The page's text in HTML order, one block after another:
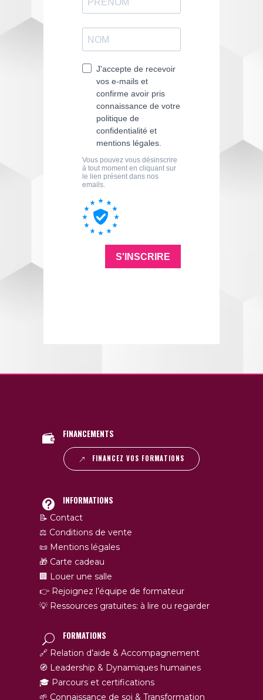
MANCIPEpropose un
large panel deformations
ENTREZ EN CONTACT
AVEC EMANCIPE
FINANCEMENTS
FINANCEZ VOS FORMATIONS
INFORMATIONS
📝 Contact
⚖️ Conditions de vente
📜 Mentions légales
🎁 Carte cadeau
🏢 Louer une salle
👉 Rejoignez l’équipe de formateur
💡 Ressources gratuites: à lire ou regarder
FORMATIONS
🔗 Relation d’aide & Accompagnement
🧭 Leadership & Dynamiques humaines
🎓 Parcours et certifications
🌱 Connaissance de soi & Transformation